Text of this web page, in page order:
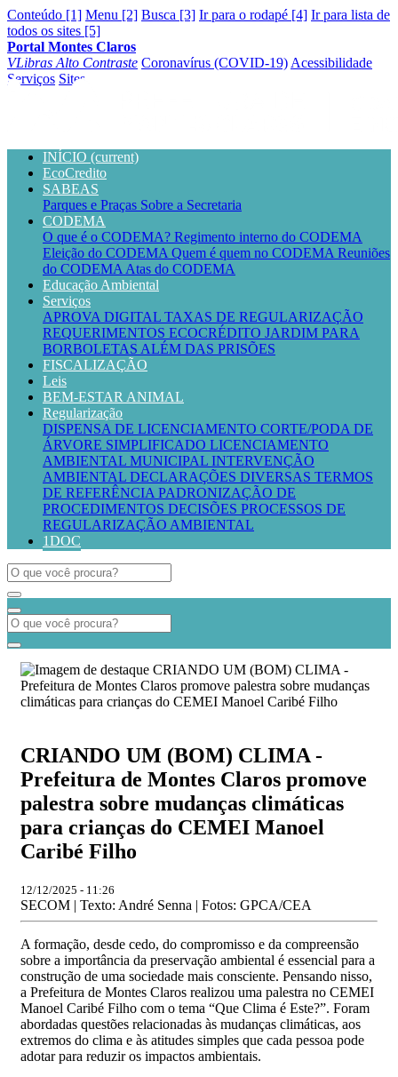
Conteúdo [1] Menu [2] Busca [3] Ir para o rodapé [4] Ir para lista de
todos os sites [5]
Portal Montes Claros
VLibras Alto Contraste Coronavírus (COVID-19) Acessibilidade
Serviços Sites
INÍCIO (current)
EcoCredito
SABEAS
Parques e Praças Sobre a Secretaria
CODEMA
O que é o CODEMA? Regimento interno do CODEMA
Eleição do CODEMA Quem é quem no CODEMA Reuniões
do CODEMA Atas do CODEMA
Educação Ambiental
Serviços
APROVA DIGITAL TAXAS DE REGULARIZAÇÃO
REQUERIMENTOS ECOCRÉDITO JARDIM PARA
BORBOLETAS ALÉM DAS PRISÕES
FISCALIZAÇÃO
Leis
BEM-ESTAR ANIMAL
Regularização
DISPENSA DE LICENCIAMENTO CORTE/PODA DE
ÁRVORE SIMPLIFICADO LICENCIAMENTO
AMBIENTAL MUNICIPAL INTERVENÇÃO
AMBIENTAL DECLARAÇÕES DIVERSAS TERMOS
DE REFERÊNCIA PADRONIZAÇÃO DE
PROCEDIMENTOS DECISÕES PROCESSOS DE
REGULARIZAÇÃO AMBIENTAL
1DOC
CRIANDO UM (BOM) CLIMA -
Prefeitura de Montes Claros promove
palestra sobre mudanças climáticas
para crianças do CEMEI Manoel
Caribé Filho
12/12/2025 - 11:26
SECOM | Texto: André Senna | Fotos: GPCA/CEA
A formação, desde cedo, do compromisso e da compreensão
sobre a importância da preservação ambiental é essencial para a
construção de uma sociedade mais consciente. Pensando nisso,
a Prefeitura de Montes Claros realizou uma palestra no CEMEI
Manoel Caribé Filho com o tema “Que Clima é Este?”. Foram
abordadas questões relacionadas às mudanças climáticas, aos
extremos do clima e às atitudes simples que cada pessoa pode
adotar para reduzir os impactos ambientais.